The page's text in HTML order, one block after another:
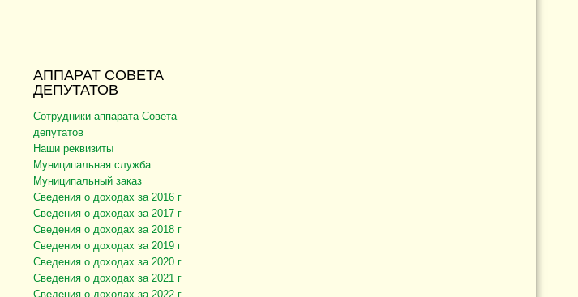
АППАРАТ СОВЕТА
ДЕПУТАТОВ
Сотрудники аппарата Совета
депутатов
Наши реквизиты
Муниципальная служба
Муниципальный заказ
Сведения о доходах за 2016 г
Сведения о доходах за 2017 г
Сведения о доходах за 2018 г
Сведения о доходах за 2019 г
Сведения о доходах за 2020 г
Сведения о доходах за 2021 г
Сведения о доходах за 2022 г